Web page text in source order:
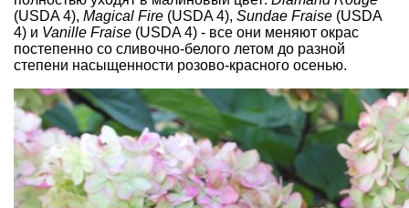
(USDA 4), Magical Fire (USDA 4), Sundae Fraise (USDA
4) и Vanille Fraise (USDA 4) - все они меняют окрас
постепенно со сливочно-белого летом до разной
степени насыщенности розово-красного осенью.